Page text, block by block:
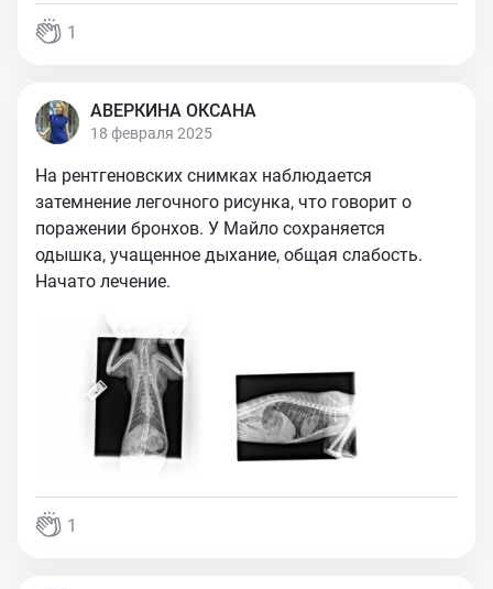
1
АВЕРКИНА ОКСАНА
18 февраля 2025
На рентгеновских снимках наблюдается
затемнение легочного рисунка, что говорит о
поражении бронхов. У Майло сохраняется
одышка, учащенное дыхание, общая слабость.
Начато лечение.
1